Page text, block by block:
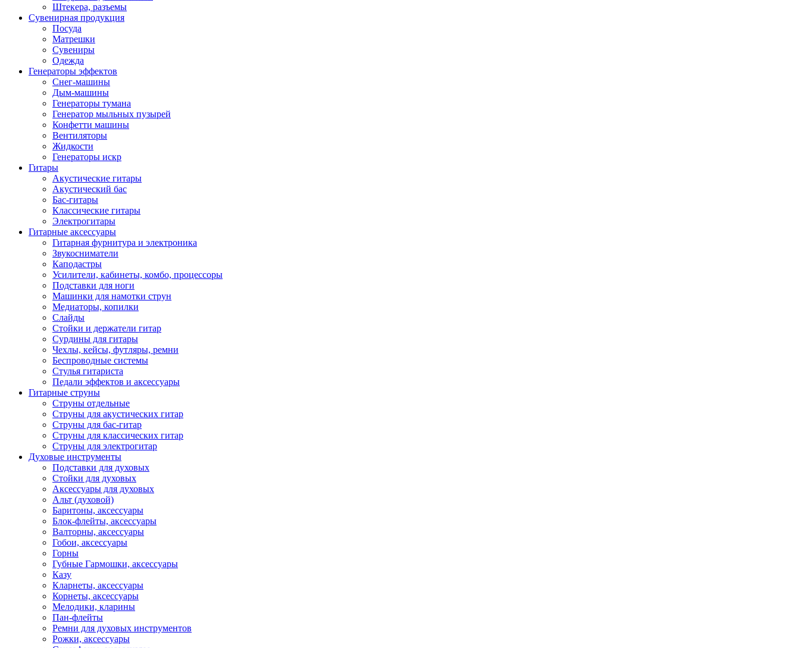
Штекера, разъемы
Сувенирная продукция
Посуда
Матрешки
Сувениры
Одежда
Генераторы эффектов
Снег-машины
Дым-машины
Генераторы тумана
Генератор мыльных пузырей
Конфетти машины
Вентиляторы
Жидкости
Генераторы искр
Гитары
Акустические гитары
Акустический бас
Бас-гитары
Классические гитары
Электрогитары
Гитарные аксессуары
Гитарная фурнитура и электроника
Звукосниматели
Каподастры
Усилители, кабинеты, комбо, процессоры
Подставки для ноги
Машинки для намотки струн
Медиаторы, копилки
Слайды
Стойки и держатели гитар
Сурдины для гитары
Чехлы, кейсы, футляры, ремни
Беспроводные системы
Стулья гитариста
Педали эффектов и аксессуары
Гитарные струны
Струны отдельные
Струны для акустических гитар
Струны для бас-гитар
Струны для классических гитар
Струны для электрогитар
Духовые инструменты
Подставки для духовых
Стойки для духовых
Аксессуары для духовых
Альт (духовой)
Баритоны, аксессуары
Блок-флейты, аксессуары
Валторны, аксессуары
Гобои, аксессуары
Горны
Губные Гармошки, аксессуары
Казу
Кларнеты, аксессуары
Корнеты, аксессуары
Мелодики, кларины
Пан-флейты
Ремни для духовых инструментов
Рожки, аксессуары